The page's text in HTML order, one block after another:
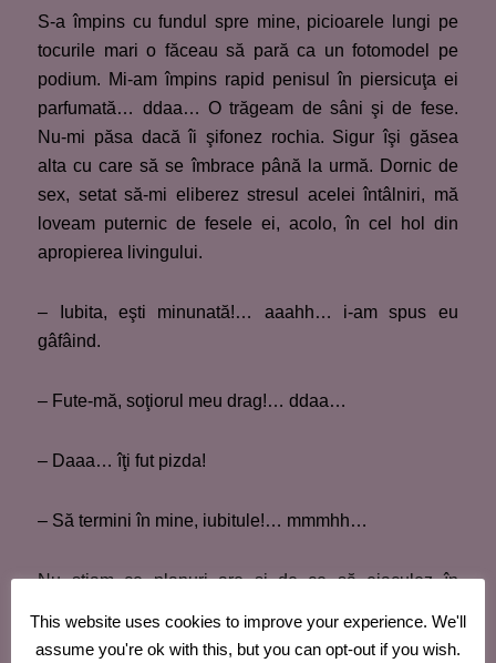
S-a împins cu fundul spre mine, picioarele lungi pe
tocurile mari o făceau să pară ca un fotomodel pe
podium. Mi-am împins rapid penisul în piersicuţa ei
parfumată… ddaa… O trăgeam de sâni şi de fese.
Nu-mi păsa dacă îi şifonez rochia. Sigur îşi găsea
alta cu care să se îmbrace până la urmă. Dornic de
sex, setat să-mi eliberez stresul acelei întâlniri, mă
loveam puternic de fesele ei, acolo, în cel hol din
apropierea livingului.
– Iubita, eşti minunată!… aaahh… i-am spus eu
gâfâind.
– Fute-mă, soţiorul meu drag!… ddaa…
– Daaa… îţi fut pizda!
– Să termini în mine, iubitule!… mmmhh…
Nu ştiam ce planuri are şi de ce să ejaculez în
This website uses cookies to improve your experience. We'll
assume you're ok with this, but you can opt-out if you wish.